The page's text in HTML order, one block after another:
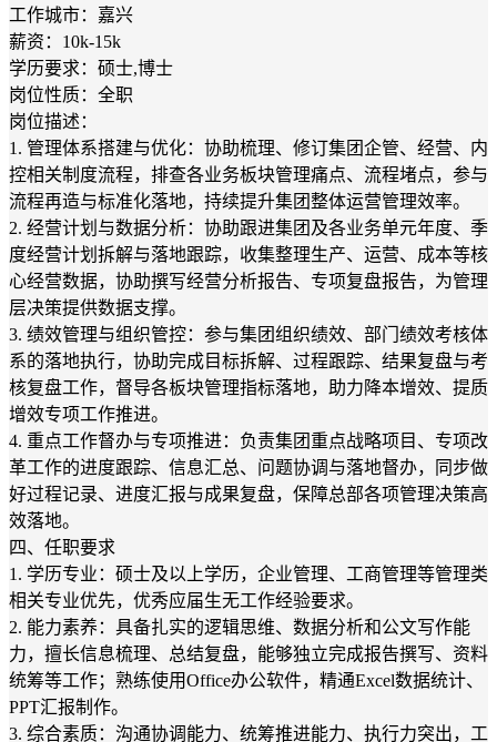
工作城市：嘉兴
薪资：10k-15k
学历要求：硕士,博士
岗位性质：全职
岗位描述：
1. 管理体系搭建与优化：协助梳理、修订集团企管、经营、内
控相关制度流程，排查各业务板块管理痛点、流程堵点，参与
流程再造与标准化落地，持续提升集团整体运营管理效率。
2. 经营计划与数据分析：协助跟进集团及各业务单元年度、季
度经营计划拆解与落地跟踪，收集整理生产、运营、成本等核
心经营数据，协助撰写经营分析报告、专项复盘报告，为管理
层决策提供数据支撑。
3. 绩效管理与组织管控：参与集团组织绩效、部门绩效考核体
系的落地执行，协助完成目标拆解、过程跟踪、结果复盘与考
核复盘工作，督导各板块管理指标落地，助力降本增效、提质
增效专项工作推进。
4. 重点工作督办与专项推进：负责集团重点战略项目、专项改
革工作的进度跟踪、信息汇总、问题协调与落地督办，同步做
好过程记录、进度汇报与成果复盘，保障总部各项管理决策高
效落地。
四、任职要求
1. 学历专业：硕士及以上学历，企业管理、工商管理等管理类
相关专业优先，优秀应届生无工作经验要求。
2. 能力素养：具备扎实的逻辑思维、数据分析和公文写作能
力，擅长信息梳理、总结复盘，能够独立完成报告撰写、资料
统筹等工作；熟练使用Office办公软件，精通Excel数据统计、
PPT汇报制作。
3. 综合素质：沟通协调能力、统筹推进能力、执行力突出，工